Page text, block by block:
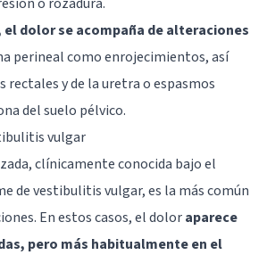
el dolor se acompaña de alteraciones
perineal como enrojecimientos, así
rectales y de la uretra o espasmos
del suelo pélvico.
vulgar
clínicamente conocida bajo el
de vestibulitis vulgar, es la más común
En estos casos, el doloraparece
pero más habitualmente en el